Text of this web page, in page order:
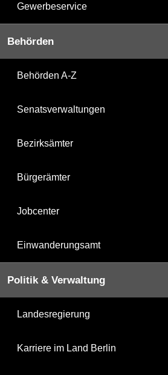
Gewerbeservice
Behörden
Behörden A-Z
Senatsverwaltungen
Bezirksämter
Bürgerämter
Jobcenter
Einwanderungsamt
Politik & Verwaltung
Landesregierung
Karriere im Land Berlin